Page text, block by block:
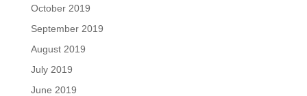
October 2019
September 2019
August 2019
July 2019
June 2019